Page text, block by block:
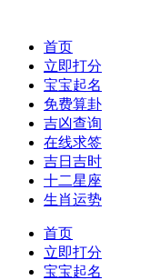
首页
立即打分
宝宝起名
免费算卦
吉凶查询
在线求签
吉日吉时
十二星座
生肖运势
首页
立即打分
宝宝起名